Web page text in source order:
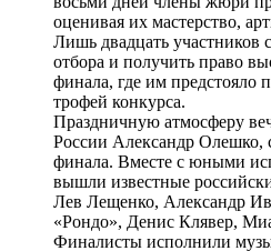
оценивая их мастерство,
Лишь двадцать участников
отбора и получить право
финала, где им предстояло
трофей конкурса.
Праздничную атмосферу
России Александр Олешко,
финала. Вместе с юными
вышли известные
Лев Лещенко, Александр
«Рондо», Денис Клявер,
Финалисты исполнили